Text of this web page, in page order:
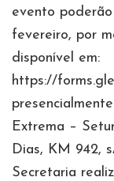
evento
fevereiro, por
disponível em:
https://
Extrema –
Dias, KM 942,
Secretaria